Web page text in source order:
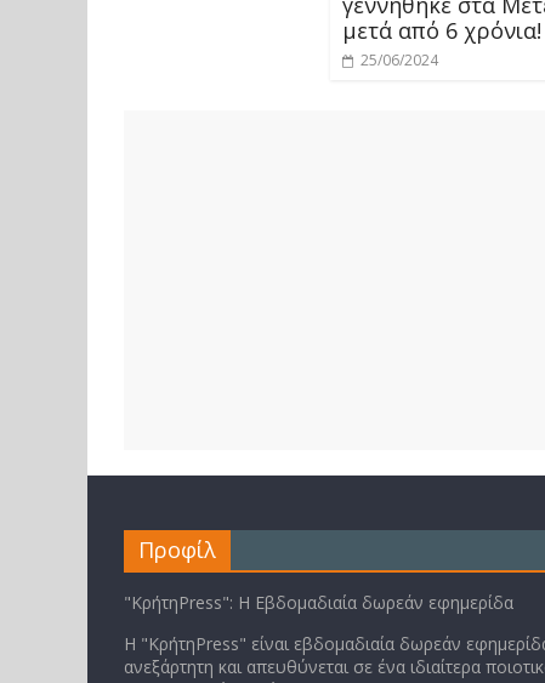
μετά από 6 χρόνια!
25/06/2024
Προφίλ
"ΚρήτηPress": Η Εβδομαδιαία δωρεάν εφημερίδα
Η "ΚρήτηPress" είναι εβδομαδιαία δωρεάν
ανεξάρτητη και απευθύνεται σε ένα ιδιαίτερα